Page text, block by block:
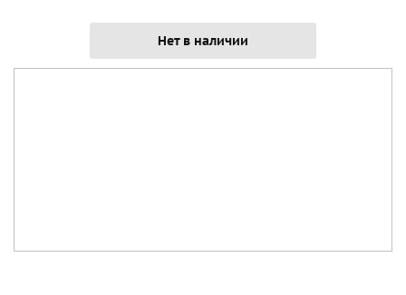
Нет в наличии